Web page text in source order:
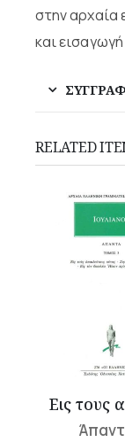
στην αρχαία
και
RELATED